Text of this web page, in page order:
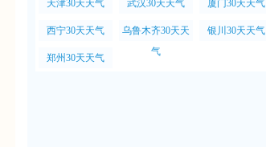
天津30天天气 武汉30天天气 厦门30天天气
西宁30天天气
乌鲁木齐30天天
气
银川30天天气
郑州30天天气